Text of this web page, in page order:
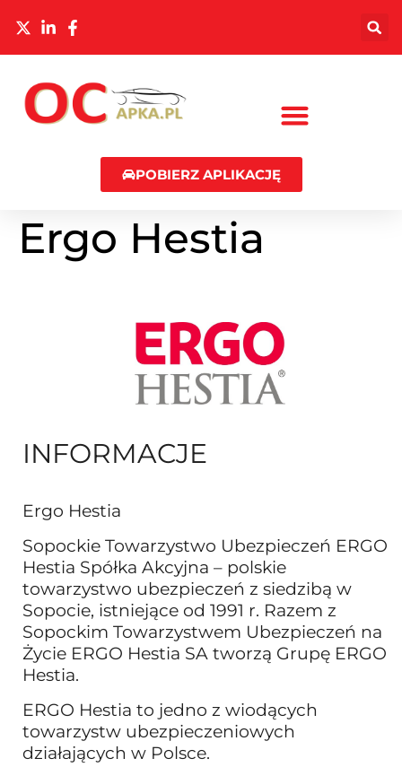
POBIERZ APLIKACJĘ
Ergo Hestia
INFORMACJE
Ergo Hestia
Sopockie Towarzystwo Ubezpieczeń ERGO
Hestia Spółka Akcyjna – polskie
towarzystwo ubezpieczeń z siedzibą w
Sopocie, istniejące od 1991 r. Razem z
Sopockim Towarzystwem Ubezpieczeń na
Życie ERGO Hestia SA tworzą Grupę ERGO
Hestia.
ERGO Hestia to jedno z wiodących
towarzystw ubezpieczeniowych
działających w Polsce.